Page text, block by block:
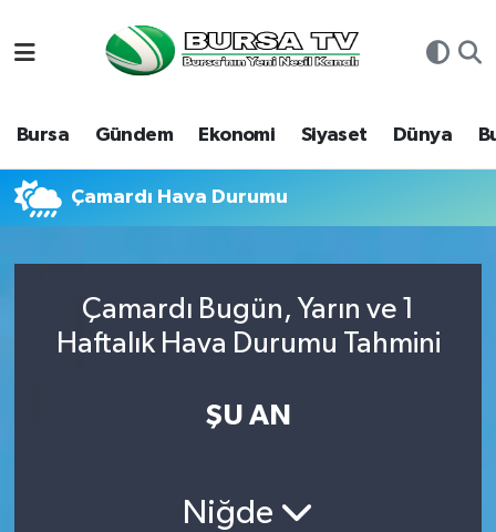
Bursa Gündem Ekonomi Siyaset Dünya
Çamardı Hava Durumu
Çamardı Bugün, Yarın ve 1
Haftalık Hava Durumu Tahmini
ŞU AN
Niğde
Bursa
Dünya
Ekonomi
Hava Durumu
Namaz Vakitleri
Süper Lig Puan Durumu ve Fikstür
Son Dakika Haberleri